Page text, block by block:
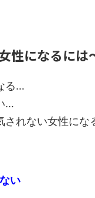
性になるには
る…
…
されない女性にな
い